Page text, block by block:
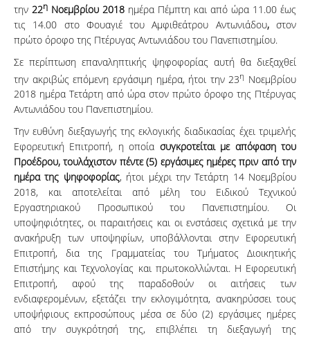
την 22η Νοεμβρίου 2018 ημέρα Πέμπτη και από ώρα 11.00 έως
τις 14.00 στο Φουαγιέ του Αμφιθεάτρου Αντωνιάδου,στον
πρώτο όροφο της Πτέρυγας Αντωνιάδου του Πανεπιστημίου.
Σε περίπτωση επαναληπτικής ψηφοφορίας αυτή θα διεξαχθεί
την ακριβώς επόμενη εργάσιμη ημέρα, ήτοι την 23η Νοεμβρίου
2018 ημέρα Τετάρτη από ώρα στον πρώτο όροφο της Πτέρυγας
Αντωνιάδου του Πανεπιστημίου.
Την ευθύνη διεξαγωγής της εκλογικής διαδικασίας έχει τριμελής
Εφορευτική Επιτροπή, η οποία συγκροτείται με απόφαση του
Προέδρου, τουλάχιστον πέντε (5) εργάσιμες ημέρες πριν από την
ημέρα της ψηφοφορίας, ήτοι μέχρι την Τετάρτη 14 Νοεμβρίου
2018, και αποτελείται από μέλη του Ειδικού Τεχνικού
Εργαστηριακού Προσωπικού του Πανεπιστημίου. Οι
υποψηφιότητες, οι παραιτήσεις και οι ενστάσεις σχετικά με την
ανακήρυξη των υποψηφίων, υποβάλλονται στην Εφορευτική
Επιτροπή, δια της Γραμματείας του Τμήματος Διοικητικής
Επιστήμης και Τεχνολογίας και πρωτοκολλώνται. Η Εφορευτική
Επιτροπή, αφού της παραδοθούν οι αιτήσεις των
ενδιαφερομένων, εξετάζει την εκλογιμότητα, ανακηρύσσει τους
υποψήφιους εκπροσώπους μέσα σε δύο (2) εργάσιμες ημέρες
από την συγκρότησή της, επιβλέπει τη διεξαγωγή της